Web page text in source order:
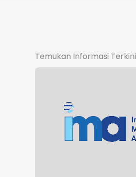
Temukan Informasi Terkini